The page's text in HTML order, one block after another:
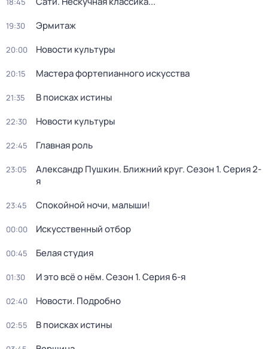
19:30 Эрмитаж
20:00 Новости культуры
20:15 Мастера фортепианного искусства
21:35 В поисках истины
22:30 Новости культуры
22:45 Главная роль
23:05 Александр Пушкин. Ближний круг. Сезон 1. Серия 2-
я
23:45 Спокойной ночи, малыши!
00:00 Искусственный отбор
00:45 Белая студия
01:30 И это всё о нём. Сезон 1. Серия 6-я
02:40 Новости. Подробно
02:55 В поисках истины